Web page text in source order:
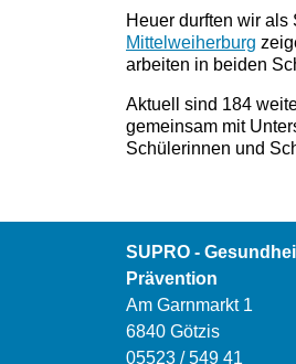
Heuer durften wir
Mittelweiherburg
arbeiten in beiden
Aktuell sind 184
gemeinsam mit
Schülerinnen und
SUPRO -
Prävention
Am Garnmarkt 1
6840 Götzis
05523 / 549 41